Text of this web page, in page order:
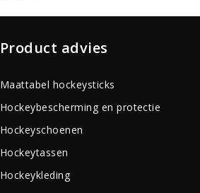
Product advies
Maattabel hockeysticks
Hockeybescherming en protectie
Hockeyschoenen
Hockeytassen
Hockeykleding